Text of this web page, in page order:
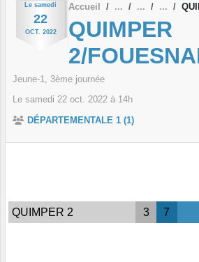
Le samedi
22
OCT. 2022
Accueil
QUIMPER
2/
Jeune-1, 3ème journée
Le samedi 22 oct. 2022 à 14h
DÉPARTEMENTALE 1 (1)
QUIMPER 2 3 7